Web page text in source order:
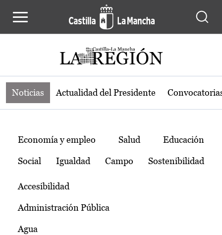
Noticias de la región de Castilla-La
Noticias Actualidad del Presidente
Temas
Economía y empleo Salud Educación
Social Igualdad Campo Sostenibilidad
Accesibilidad
Administración Pública
Agua